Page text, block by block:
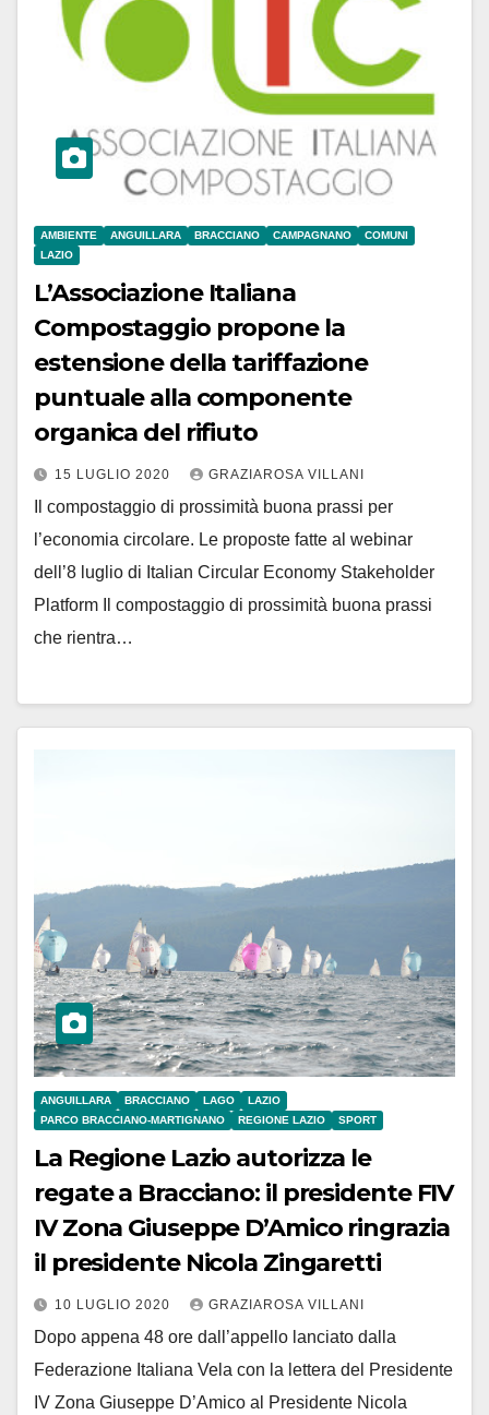
AMBIENTE ANGUILLARA BRACCIANO CAMPAGNANO
COMUNI
LAZIO
L’Associazione Italiana
Compostaggio propone la
estensione della tariffazione
puntuale alla componente
organica del rifiuto
15 LUGLIO 2020 GRAZIAROSA VILLANI
Il compostaggio di prossimità buona prassi per
l’economia circolare. Le proposte fatte al webinar
dell’8 luglio di Italian Circular Economy Stakeholder
Platform Il compostaggio di prossimità buona prassi
che rientra…
ANGUILLARA BRACCIANO LAGO
LAZIO
PARCO BRACCIANO-MARTIGNANO
REGIONE LAZIO SPORT
La Regione Lazio autorizza le
regate a Bracciano: il presidente FIV
IV Zona Giuseppe D’Amico ringrazia
il presidente Nicola Zingaretti
10 LUGLIO 2020 GRAZIAROSA VILLANI
Dopo appena 48 ore dall’appello lanciato dalla
Federazione Italiana Vela con la lettera del Presidente
IV Zona Giuseppe D’Amico al Presidente Nicola